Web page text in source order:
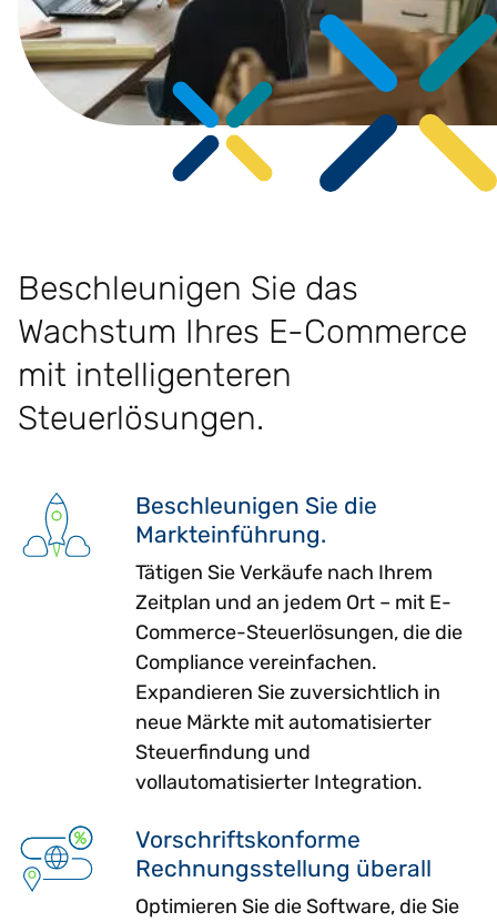
Beschleunigen Sie das
Wachstum Ihres E-Commerce
mit intelligenteren
Steuerlösungen.
Beschleunigen Sie die
Markteinführung.
Tätigen Sie Verkäufe nach Ihrem
Zeitplan und an jedem Ort – mit E-
Commerce-Steuerlösungen, die die
Compliance vereinfachen.
Expandieren Sie zuversichtlich in
neue Märkte mit automatisierter
Steuerfindung und
vollautomatisierter Integration.
Vorschriftskonforme
Rechnungsstellung überall
Optimieren Sie die Software, die Sie